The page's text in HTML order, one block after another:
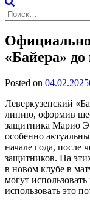
Найти:
«Байера» до
Posted on 04.02.2025
Леверкузенский
линию, оформив
защитника Марио
особенно
начале года, после
защитников. На
в новом клубе в
могут использовать
использовать это